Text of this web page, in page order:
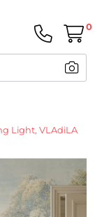
0
Light, VLAdiLA